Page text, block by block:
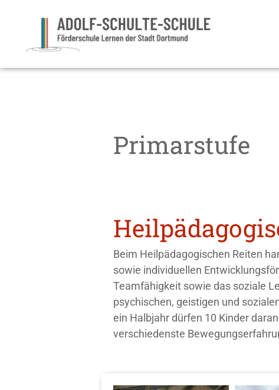
Primarstufe
Beim Heilpädagogischen Reiten
sowie individuellen
Teamfähigkeit sowie das soziale
psychischen, geistigen und
ein Halbjahr dürfen 10 Kinder
verschiedenste